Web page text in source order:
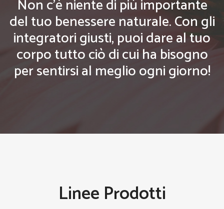
Non c'è niente di più importante
del tuo benessere naturale. Con gli
integratori giusti, puoi dare al tuo
corpo tutto ciò di cui ha bisogno
per sentirsi al meglio ogni giorno!
Linee Prodotti